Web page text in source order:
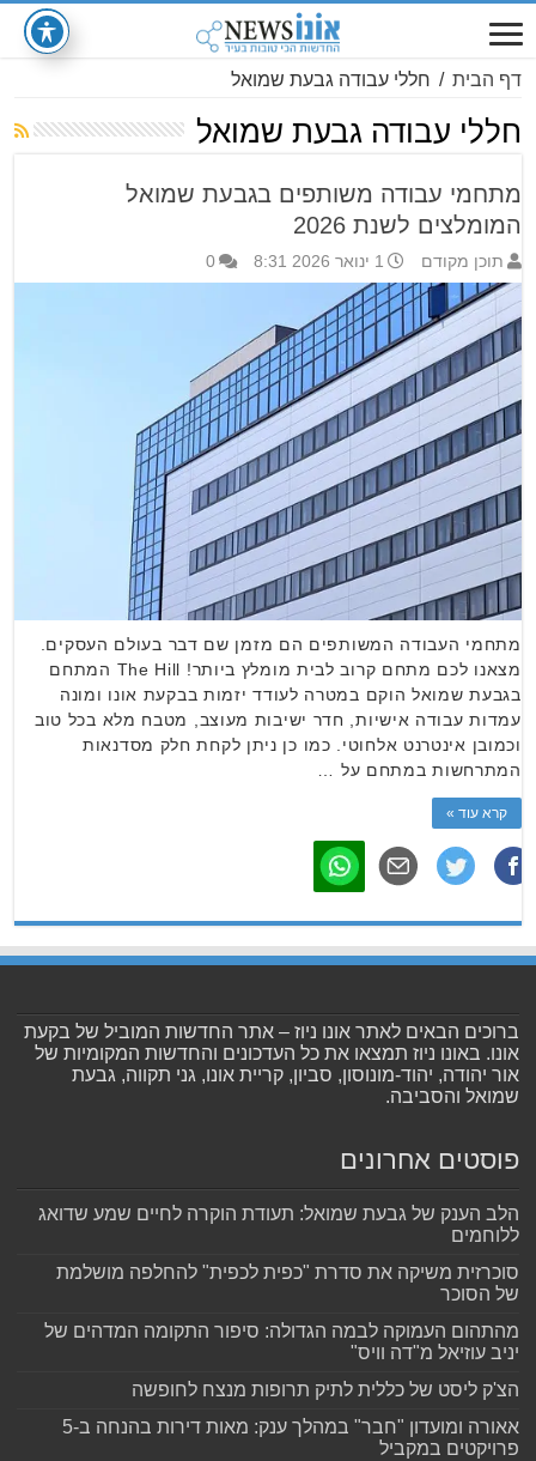
דף הבית / חללי עבודה גבעת שמואל
חללי עבודה גבעת שמואל
מתחמי עבודה משותפים בגבעת שמואל
המומלצים לשנת 2026
תוכן מקודם 1 ינואר 2026 8:31 0
מתחמי העבודה המשותפים הם מזמן שם דבר בעולם העסקים.
מצאנו לכם מתחם קרוב לבית מומלץ ביותר! The Hill המתחם
בגבעת שמואל הוקם במטרה לעודד יזמות בבקעת אונו ומונה
עמדות עבודה אישיות, חדר ישיבות מעוצב, מטבח מלא בכל טוב
וכמובן אינטרנט אלחוטי. כמו כן ניתן לקחת חלק מסדנאות
המתרחשות במתחם על …
קרא עוד »
ברוכים הבאים לאתר אונו ניוז – אתר החדשות המוביל של בקעת
אונו. באונו ניוז תמצאו את כל העדכונים והחדשות המקומיות של
אור יהודה, יהוד-מונוסון, סביון, קריית אונו, גני תקווה, גבעת
שמואל והסביבה.
פוסטים אחרונים
הלב הענק של גבעת שמואל: תעודת הוקרה לחיים שמע שדואג
ללוחמים
סוכרזית משיקה את סדרת "כפית לכפית" להחלפה מושלמת
של הסוכר
מהתהום העמוקה לבמה הגדולה: סיפור התקומה המדהים של
יניב עוזיאל מ"דה וויס"
הצ'ק ליסט של כללית לתיק תרופות מנצח לחופשה
אאורה ומועדון "חבר" במהלך ענק: מאות דירות בהנחה ב-5
פרויקטים במקביל